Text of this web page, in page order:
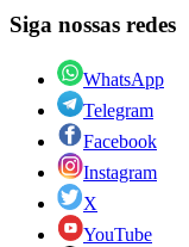
Siga nossas redes
WhatsApp
Telegram
Facebook
Instagram
X
YouTube